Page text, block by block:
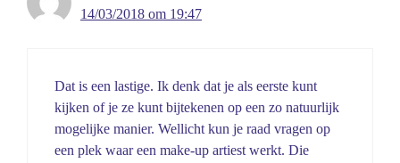
14/03/2018 om 19:47
Dat is een lastige. Ik denk dat je als eerste kunt
kijken of je ze kunt bijtekenen op een zo natuurlijk
mogelijke manier. Wellicht kun je raad vragen op
een plek waar een make-up artiest werkt. Die